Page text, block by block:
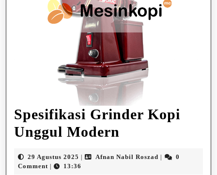
Spesifikasi Grinder Kopi
Unggul Modern
29 Agustus 2025 29
Agustus
Afnan Nabil Roszad Afnan0
Comment
13:36